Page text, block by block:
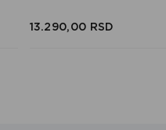
13.290,00 RSD